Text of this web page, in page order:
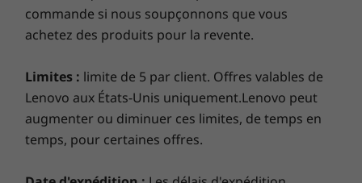
Microphone
Dual-array microphone
I/O Buttons
Microphone mute
Camera shutter
Volume +/-
commande si nous soupçonnons que vous
achetez des produits pour la revente.
Limites : limite de 5 par client. Offres valables de
Lenovo aux États-Unis uniquement.Lenovo peut
augmenter ou diminuer ces limites, de temps en
temps, pour certaines offres.